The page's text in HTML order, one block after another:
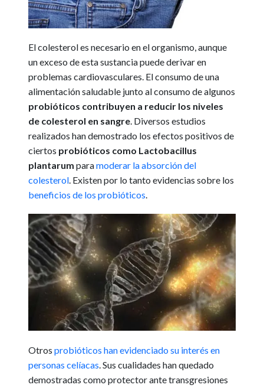
El colesterol es necesario en el organismo, aunque
un exceso de esta sustancia puede derivar en
problemas cardiovasculares. El consumo de una
alimentación saludable junto al consumo de algunos
probióticos contribuyen a reducir los niveles
de colesterol en sangre. Diversos estudios
realizados han demostrado los efectos positivos de
ciertos probióticos como Lactobacillus
plantarum paramoderar la absorción del
colesterol. Existen por lo tanto evidencias sobre los
beneficios de los probióticos.
Otros probióticos han evidenciado su interés en
personas celíacas. Sus cualidades han quedado
demostradas como protector ante transgresiones